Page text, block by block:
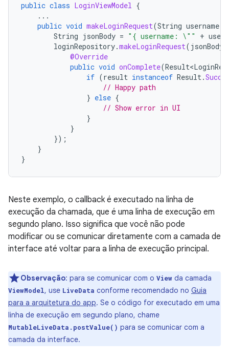
public class LoginViewModel {
...
public void makeLoginRequest(String username
String jsonBody = "{ username: \"" +
loginRepository.makeLoginRequest( jsonBody
@Override
public void onComplete(
if (result instanceof Result.
// Happy path
} else {
// Show error in UI
}
}
});
}
}
Neste exemplo, o callback é executado na linha de
execução da chamada, que é uma linha de execução em
segundo plano. Isso significa que você não pode
modificar ou se comunicar diretamente com a camada de
interface até voltar para a linha de execução principal.
Observação: para se comunicar com o View da camada
ViewModel, use LiveData conforme recomendado no Guia
para a arquitetura do app. Se o código for executado em uma
linha de execução em segundo plano, chame
MutableLiveData.postValue() para se comunicar com a
camada da interface.